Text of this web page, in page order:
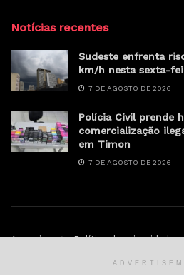
Notícias recentes
Sudeste enfrenta
km/h nesta sexta-
7 DE AGOSTO DE 2026
Polícia Civil prende
comercialização
em Timon
7 DE AGOSTO DE 2026
Anunciar Política de privacidade